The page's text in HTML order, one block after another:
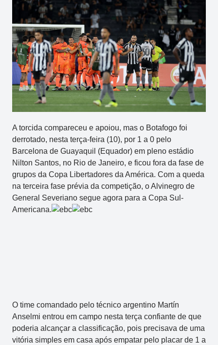
A torcida compareceu e apoiou, mas o Botafogo foi
derrotado, nesta terça-feira (10), por 1 a 0 pelo
Barcelona de Guayaquil (Equador) em pleno estádio
Nilton Santos, no Rio de Janeiro, e ficou fora da fase de
grupos da Copa Libertadores da América. Com a queda
na terceira fase prévia da competição, o Alvinegro de
General Severiano segue agora para a Copa Sul-
Americana.
O time comandado pelo técnico argentino Martín
Anselmi entrou em campo nesta terça confiante de que
poderia alcançar a classificação, pois precisava de uma
vitória simples em casa após empatar pelo placar de 1 a